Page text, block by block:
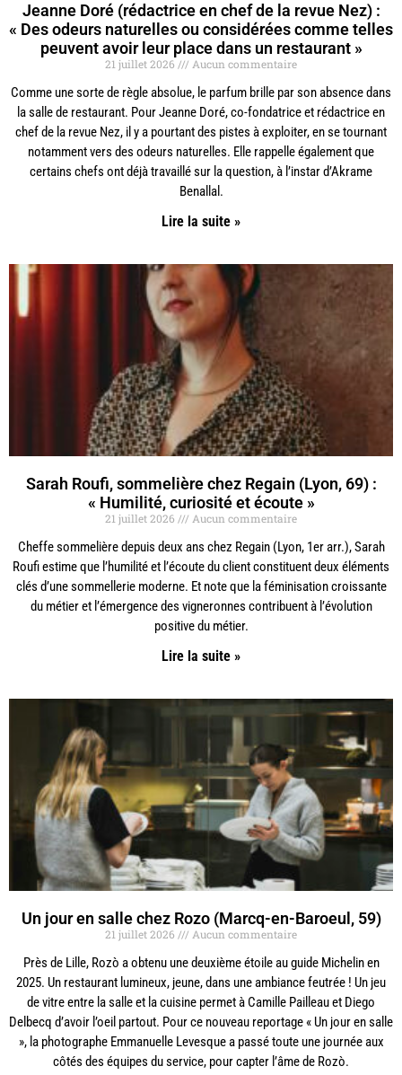
Jeanne Doré (rédactrice en chef de la revue Nez) :
« Des odeurs naturelles ou considérées comme telles
peuvent avoir leur place dans un restaurant »
21 juillet 2026 Aucun commentaire
Comme une sorte de règle absolue, le parfum brille par son absence dans
la salle de restaurant. Pour Jeanne Doré, co-fondatrice et rédactrice en
chef de la revue Nez, il y a pourtant des pistes à exploiter, en se tournant
notamment vers des odeurs naturelles. Elle rappelle également que
certains chefs ont déjà travaillé sur la question, à l’instar d’Akrame
Benallal.
Lire la suite »
Sarah Roufi, sommelière chez Regain (Lyon, 69) :
« Humilité, curiosité et écoute »
21 juillet 2026 Aucun commentaire
Cheffe sommelière depuis deux ans chez Regain (Lyon, 1er arr.), Sarah
Roufi estime que l’humilité et l’écoute du client constituent deux éléments
clés d’une sommellerie moderne. Et note que la féminisation croissante
du métier et l’émergence des vigneronnes contribuent à l’évolution
positive du métier.
Lire la suite »
Un jour en salle chez Rozo (Marcq-en-Baroeul, 59)
21 juillet 2026 Aucun commentaire
Près de Lille, Rozò a obtenu une deuxième étoile au guide Michelin en
2025. Un restaurant lumineux, jeune, dans une ambiance feutrée ! Un jeu
de vitre entre la salle et la cuisine permet à Camille Pailleau et Diego
Delbecq d’avoir l’oeil partout. Pour ce nouveau reportage « Un jour en salle
», la photographe Emmanuelle Levesque a passé toute une journée aux
côtés des équipes du service, pour capter l’âme de Rozò.